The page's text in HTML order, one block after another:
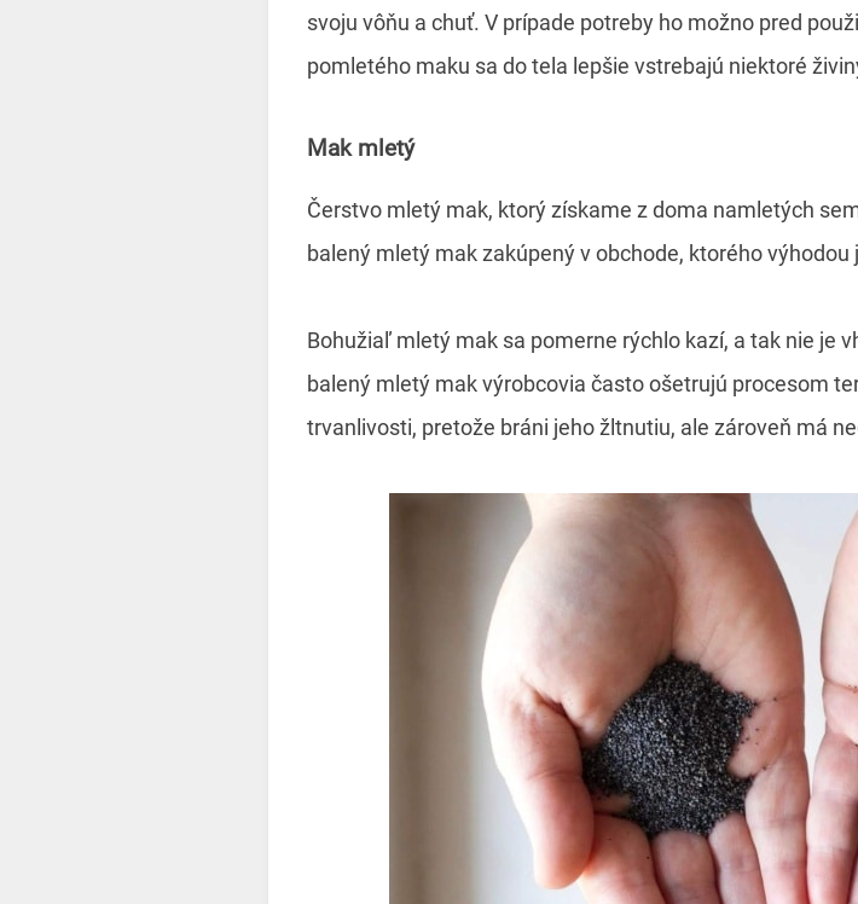
svoju vôňu a chuť. V prípade potreby ho možno pred
pomletého maku sa do tela lepšie vstrebajú niektoré
Mak mletý
Čerstvo mletý mak, ktorý získame z doma namletých
balený mletý mak zakúpený v obchode, ktorého
Bohužiaľ mletý mak sa pomerne rýchlo kazí, a tak nie je
balený mletý mak výrobcovia často ošetrujú procesom
trvanlivosti, pretože bráni jeho žltnutiu, ale zároveň má